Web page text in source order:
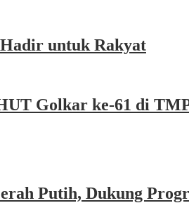
untuk Rakyat
Golkar ke-61 di
Putih, Dukung